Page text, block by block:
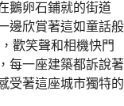
鵝卵石鋪就的街道
邊欣賞著這如童話般
歡笑聲和相機快門
每一座建築都訴說著
受著這座城市獨特的